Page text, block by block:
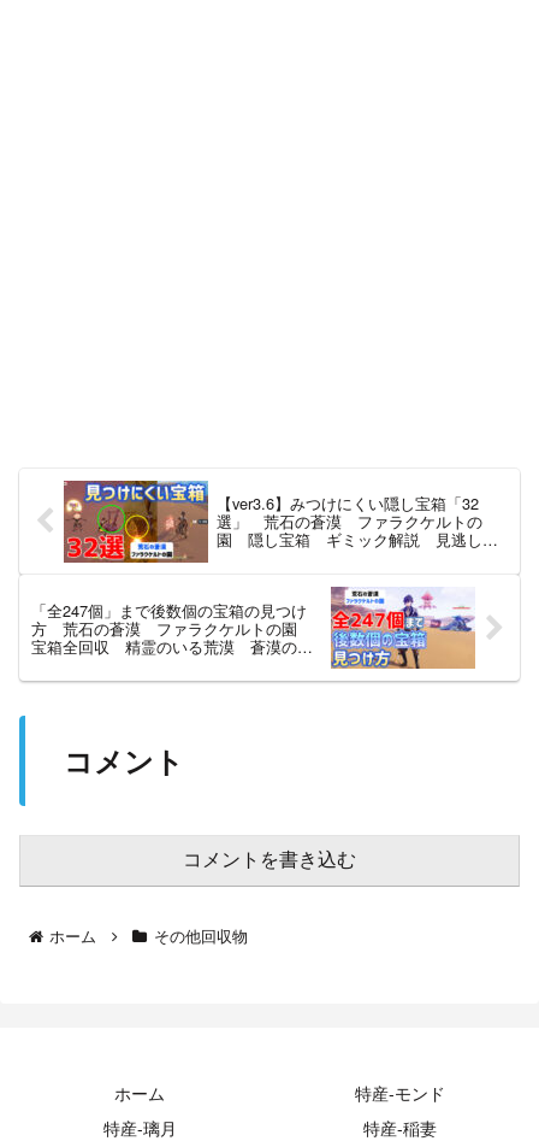
【ver3.6】みつけにくい隠し宝箱「32
選」 荒石の蒼漠 ファラクケルトの
園 隠し宝箱 ギミック解説 見逃しチ
「全247個」まで後数個の宝箱の見つけ
方 荒石の蒼漠 ファラクケルトの園
宝箱全回収 精霊のいる荒漠 蒼漠の囿
ェック スメール 【ver3.6攻略】 原
コメント
コメントを書き込む
ホーム その他回収物
ホーム
特産-モンド
特産-璃月
特産-稲妻